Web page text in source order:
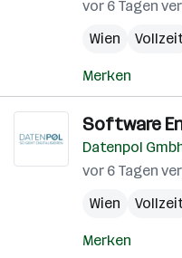
vor 6 Tagen
Wien
Merken
Software
Datenpol
vor 6 Tagen
Wien
Merken